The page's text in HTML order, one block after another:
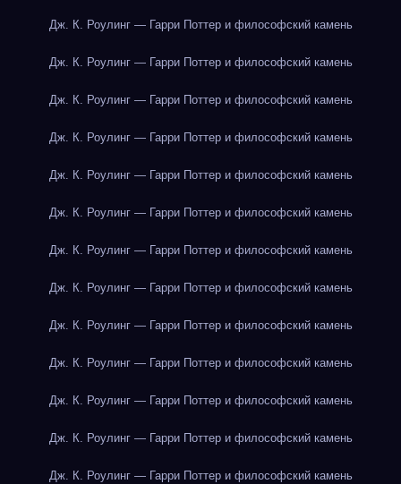
Дж. К. Роулинг — Гарри Поттер и философский камень
Дж. К. Роулинг — Гарри Поттер и философский камень
Дж. К. Роулинг — Гарри Поттер и философский камень
Дж. К. Роулинг — Гарри Поттер и философский камень
Дж. К. Роулинг — Гарри Поттер и философский камень
Дж. К. Роулинг — Гарри Поттер и философский камень
Дж. К. Роулинг — Гарри Поттер и философский камень
Дж. К. Роулинг — Гарри Поттер и философский камень
Дж. К. Роулинг — Гарри Поттер и философский камень
Дж. К. Роулинг — Гарри Поттер и философский камень
Дж. К. Роулинг — Гарри Поттер и философский камень
Дж. К. Роулинг — Гарри Поттер и философский камень
Дж. К. Роулинг — Гарри Поттер и философский камень